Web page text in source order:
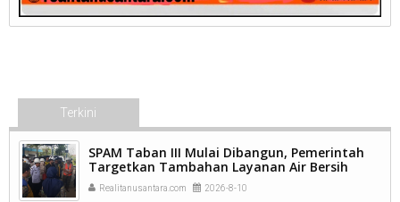
Terkini
SPAM Taban III Mulai Dibangun, Pemerintah
Targetkan Tambahan Layanan Air Bersih
untuk 20 Ribu Pelanggan di Padang.
Realitanusantara.com 2026-8-10